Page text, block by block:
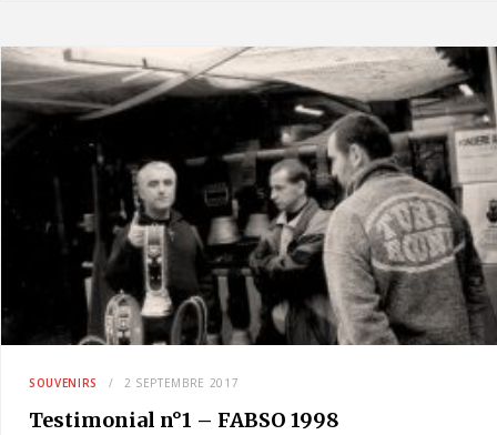
SOUVENIRS 2 SEPTEMBRE 2017
Testimonial n°1 – FABSO 1998